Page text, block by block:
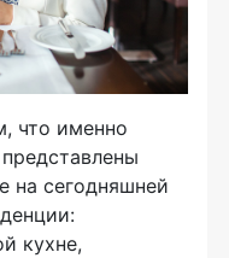
что именно
на сегодняшней
кухне,